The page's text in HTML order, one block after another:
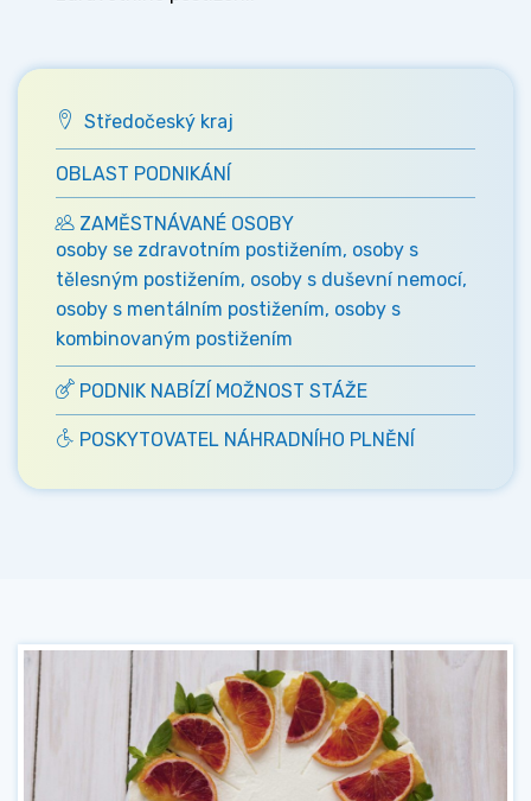
Středočeský kraj
OBLAST PODNIKÁNÍ
ZAMĚSTNÁVANÉ OSOBY
osoby se zdravotním postižením, osoby s
tělesným postižením, osoby s duševní nemocí,
osoby s mentálním postižením, osoby s
kombinovaným postižením
PODNIK NABÍZÍ MOŽNOST STÁŽE
POSKYTOVATEL NÁHRADNÍHO PLNĚNÍ